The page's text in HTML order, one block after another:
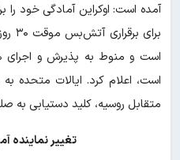
آمده است: اوکراین آمادگی خود را
است و منوط به پذیرش و اجرای
است، اعلام کرد. ایالات متحده
متقابل روسیه، کلید دستیابی به
تغییر نماینده